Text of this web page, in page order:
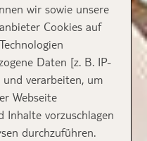
wir sowie unsere
Cookies auf
Daten [z. B. IP-
verarbeiten, um
Webseite
Inhalte vorzuschlagen
durchzuführen.